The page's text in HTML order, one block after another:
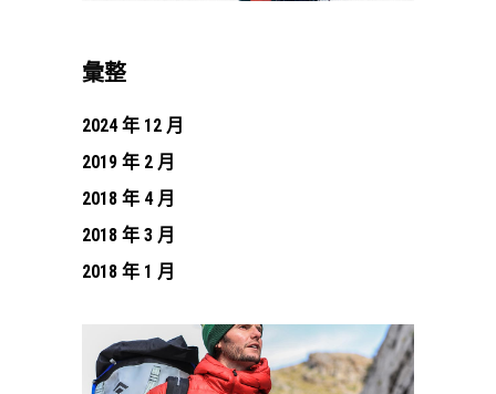
彙整
2024 年 12 月
2019 年 2 月
2018 年 4 月
2018 年 3 月
2018 年 1 月